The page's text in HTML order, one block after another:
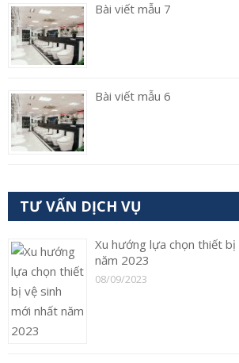
Bài viết mẫu 7
Bài viết mẫu 6
TƯ VẤN DỊCH VỤ
Xu hướng lựa chọn thiết
năm 2023
08/09/2023